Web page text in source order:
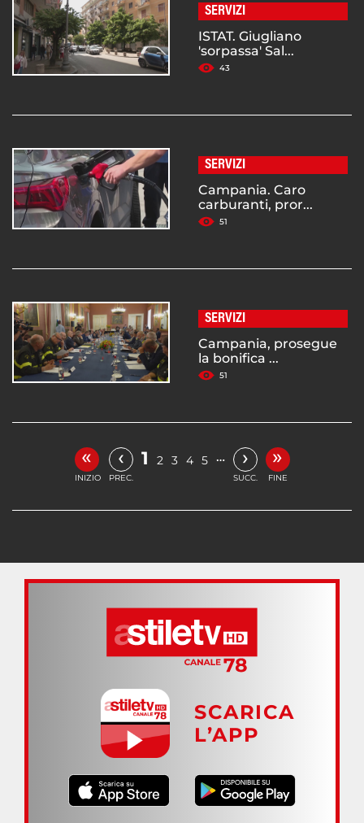
SERVIZI
ISTAT. Giugliano
'sorpassa' Sal...
43
SERVIZI
Campania. Caro
carburanti, pror...
51
SERVIZI
Campania, prosegue
la bonifica ...
51
«
INIZIO
‹
PREC.
1 2 3 4 5 … ›
SUCC.
»
FINE
SCARICA
L’APP